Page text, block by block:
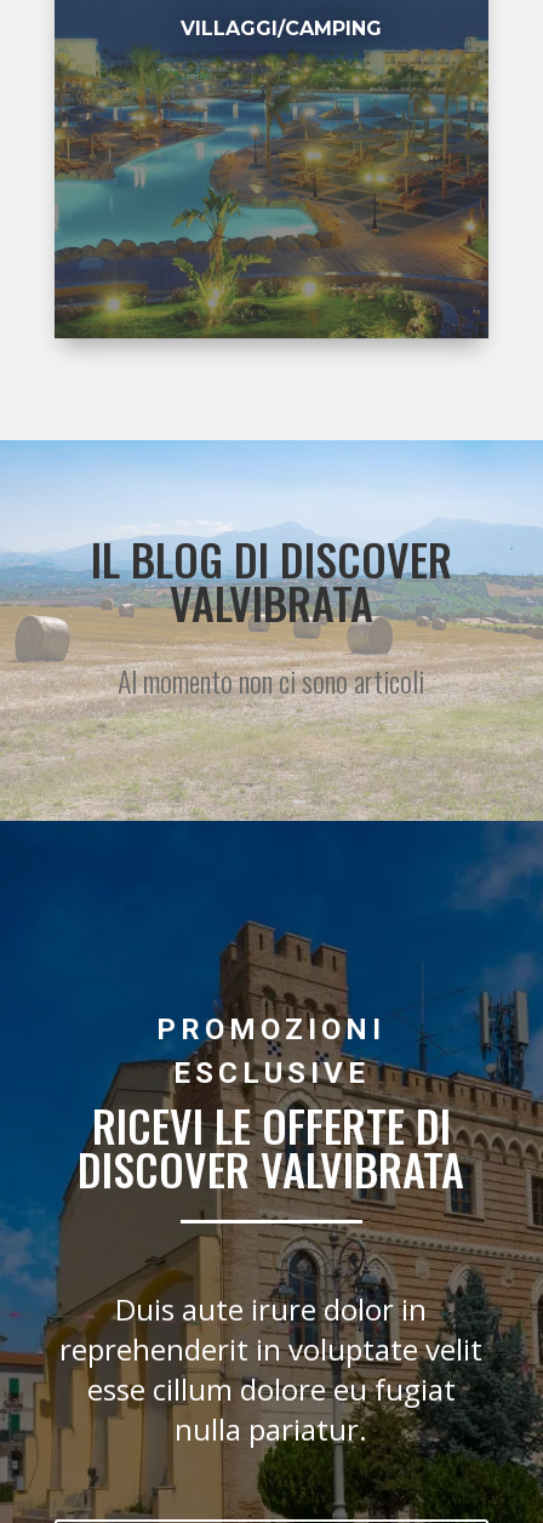
VILLAGGI/CAMPING
IL BLOG DI DISCOVER
VALVIBRATA
Al momento non ci sono articoli
PROMOZIONI
ESCLUSIVE
RICEVI LE OFFERTE DI
DISCOVER VALVIBRATA
Duis aute irure dolor in
reprehenderit in voluptate velit
esse cillum dolore eu fugiat
nulla pariatur.